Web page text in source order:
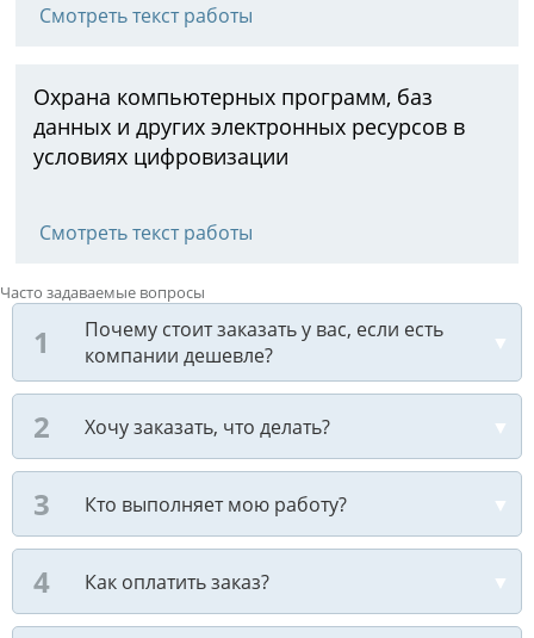
Смотреть текст работы
Охрана компьютерных программ, баз
данных и других электронных ресурсов в
условиях цифровизации
Смотреть текст работы
Часто задаваемые вопросы
Почему стоит заказать у вас, если есть
компании дешевле?
Хочу заказать, что делать?
Кто выполняет мою работу?
Как оплатить заказ?